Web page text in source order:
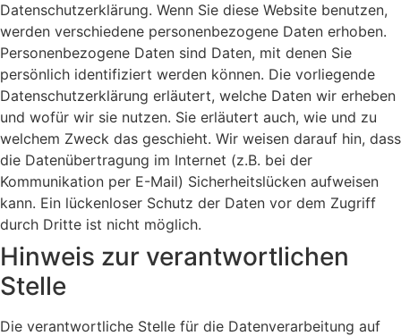
Datenschutzerklärung. Wenn Sie diese Website benutzen,
werden verschiedene personenbezogene Daten erhoben.
Personenbezogene Daten sind Daten, mit denen Sie
persönlich identifiziert werden können. Die vorliegende
Datenschutzerklärung erläutert, welche Daten wir erheben
und wofür wir sie nutzen. Sie erläutert auch, wie und zu
welchem Zweck das geschieht. Wir weisen darauf hin, dass
die Datenübertragung im Internet (z.B. bei der
Kommunikation per E-Mail) Sicherheitslücken aufweisen
kann. Ein lückenloser Schutz der Daten vor dem Zugriff
durch Dritte ist nicht möglich.
Hinweis zur verantwortlichen
Stelle
Die verantwortliche Stelle für die Datenverarbeitung auf